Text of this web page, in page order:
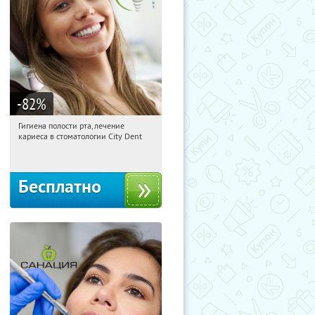
-82%
01:36:59 Получили:
Гигиена полости рта, лечение
кариеса в стоматологии City Dent
Бесплатно